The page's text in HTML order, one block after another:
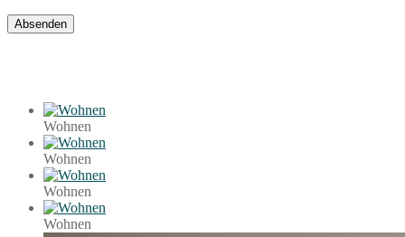
Wohnen
Wohnen
Wohnen
Wohnen